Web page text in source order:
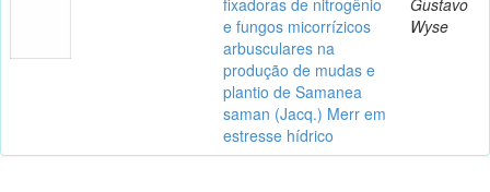
e fungos micorrízicos
arbusculares na
produção de mudas e
plantio de Samanea
saman (Jacq.) Merr em
estresse hídrico
Wyse